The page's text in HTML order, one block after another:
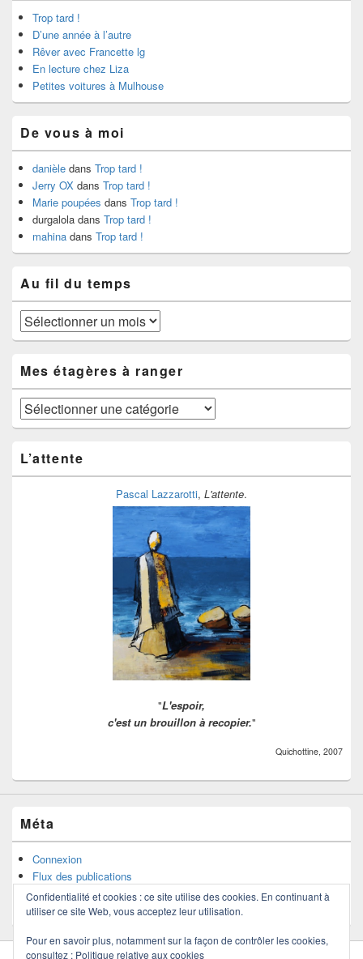
Trop tard !
D’une année à l’autre
Rêver avec Francette lg
En lecture chez Liza
Petites voitures à Mulhouse
De vous à moi
danièle dans Trop tard !
Jerry OX dans Trop tard !
Marie poupées dans Trop tard !
durgalola dans Trop tard !
mahina dans Trop tard !
Au fil du temps
Au
fil
temps
Mes étagères à ranger
Mes
étagères
ranger
L’attente
Pascal Lazzarotti, L'attente.
"L'espoir,
c'est un brouillon à recopier."
Quichottine, 2007
Méta
Connexion
Flux des publications
Flux des commentaires
Site de WordPress-FR
Confidentialité et cookies : ce site utilise des cookies. En continuant à
utiliser ce site Web, vous acceptez leur utilisation.
Pour en savoir plus, notamment sur la façon de contrôler les cookies,
consultez : Politique relative aux cookies